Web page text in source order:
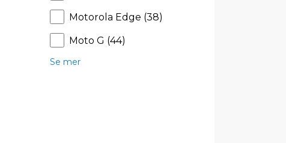
Motorola Edge (38)
Moto G (44)
Se mer